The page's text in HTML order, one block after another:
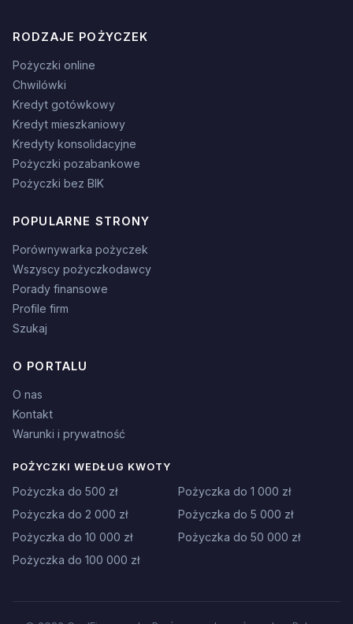
RODZAJE POŻYCZEK
Pożyczki online
Chwilówki
Kredyt gotówkowy
Kredyt mieszkaniowy
Kredyty konsolidacyjne
Pożyczki pozabankowe
Pożyczki bez BIK
POPULARNE STRONY
Porównywarka pożyczek
Wszyscy pożyczkodawcy
Porady finansowe
Profile firm
Szukaj
O PORTALU
O nas
Kontakt
Warunki i prywatność
POŻYCZKI WEDŁUG KWOTY
Pożyczka do 500 zł
Pożyczka do 1 000 zł
Pożyczka do 2 000 zł
Pożyczka do 5 000 zł
Pożyczka do 10 000 zł
Pożyczka do 50 000 zł
Pożyczka do 100 000 zł